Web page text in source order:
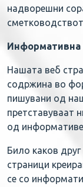
надворешни
Информативна
Нашата веб
содржина во
пишувани од
претставуваат
од
Било каков
страници
се со